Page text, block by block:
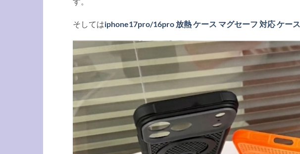
そしてはiphone17pro/16pro 放熱 ケース マグセーフ 対応 ケース